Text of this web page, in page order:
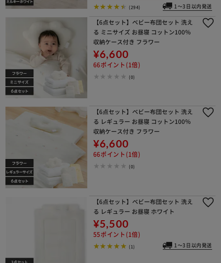
(294) 1～3日以内発送
【6点セット】ベビー布団セット 洗え
る ミニサイズ お昼寝 コットン100％
収納ケース付き フラワー
¥6,600
66ポイント(1倍)
(0)
【6点セット】ベビー布団セット 洗え
る レギュラー お昼寝 コットン100％
収納ケース付き フラワー
¥6,600
66ポイント(1倍)
(0)
【6点セット】ベビー布団セット 洗え
る レギュラー お昼寝 ホワイト
¥5,500
55ポイント(1倍)
(1) 1～3日以内発送